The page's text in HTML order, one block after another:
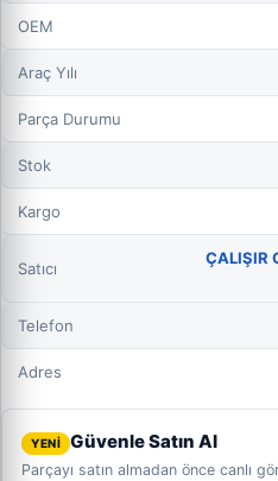
OEM
Araç Yılı
Parça Durumu
Stok
Kargo
Satıcı
ÇALIŞIR
Telefon
Adres
YENİ Güvenle Satın Al
Parçayı satın almadan önce canlı